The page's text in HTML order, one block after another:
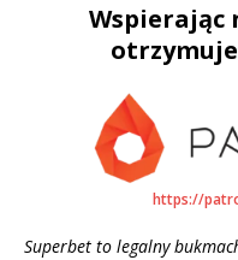
Wspierając
https://
Superbet to legalny